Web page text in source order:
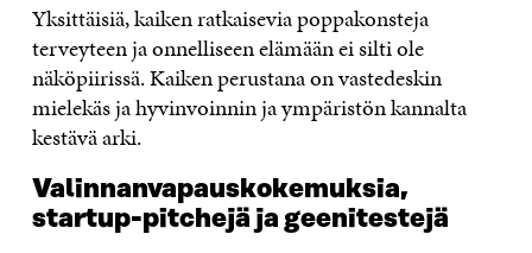
Yksittäisiä, kaiken ratkaisevia poppakonsteja
terveyteen ja onnelliseen elämään ei silti ole
näköpiirissä. Kaiken perustana on vastedeskin
mielekäs ja hyvinvoinnin ja ympäristön kannalta
kestävä arki.
Valinnanvapauskokemuksia,
startup-pitchejä ja geenitestejä